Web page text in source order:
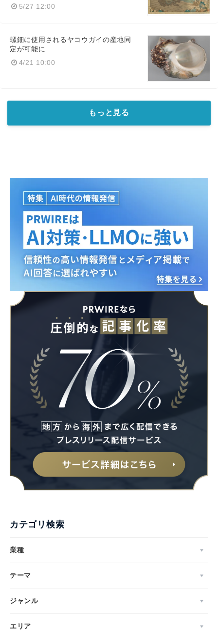
5/27 12:00
螺鈿に使用されるヤコウガイの産地同
定が可能に
4/21 10:00
もっと見る
カテゴリ検索
業種
テーマ
ジャンル
エリア